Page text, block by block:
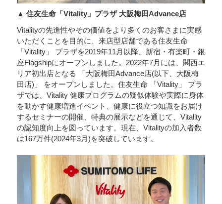
▲ 住友生命「Vitality」プラザ 大阪梅田Advance店
Vitalityの先進性やその価値をより多くのお客さまに実感
いただくことを目的に、来店型店舗である住友生命
「Vitality」 プラザを2019年11月以降、新宿・有楽町・銀
座Flagshipにオープンしました。2022年7月には、関西エ
リア初出店となる 「大阪梅田Advance店(以下、大阪梅
田店)」 をオープンしました。住友生命 「Vitality」 プラ
ザでは、Vitality 健康プログラムの疑似体験や実際に身体
を動かす健康増進イベント、健康に役立つ知識をお届け
するセミナーの開催、特典の展示などを通じて、Vitality
の認知度向上を図っています。現在、Vitalityの加入者数
は167万件(2024年3月)を突破しています。